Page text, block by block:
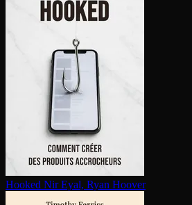
Hooked Nir Eyal, Ryan Hoover